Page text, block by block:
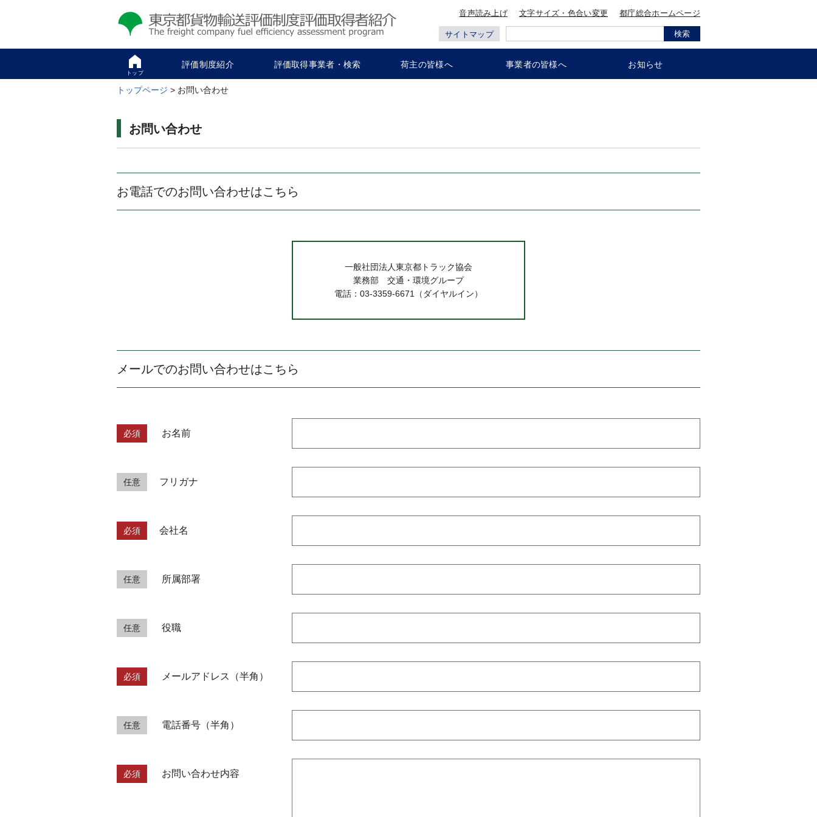
音声読み上げ 文字サイズ・色合い変更 都庁総合ホームページ
サイトマップ 検索
トップ
評価制度紹介 評価取得事業者・検索 荷主の皆様へ 事業者の皆様へ お知らせ
トップページ > お問い合わせ
お問い合わせ
お電話でのお問い合わせはこちら
一般社団法人東京都トラック協会
業務部 交通・環境グループ
電話：03-3359-6671（ダイヤルイン）
メールでのお問い合わせはこちら
必須 お名前
任意 フリガナ
必須 会社名
任意 所属部署
任意 役職
必須 メールアドレス（半角）
任意 電話番号（半角）
必須 お問い合わせ内容